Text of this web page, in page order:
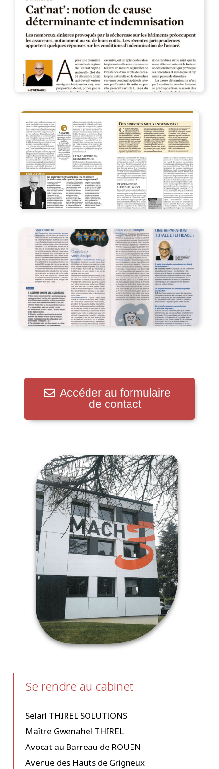
Accéder au formulaire
de contact
Se rendre au cabinet
Selarl THIREL SOLUTIONS
Maître Gwenahel THIREL
Avocat au Barreau de ROUEN
Avenue des Hauts de Grigneux